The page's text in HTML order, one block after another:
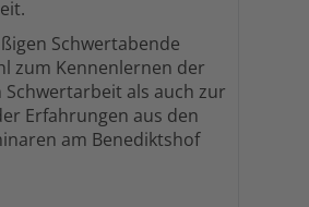
Schwertabende
zum Kennenlernen der
als auch zur
Erfahrungen aus den
am Benediktshof